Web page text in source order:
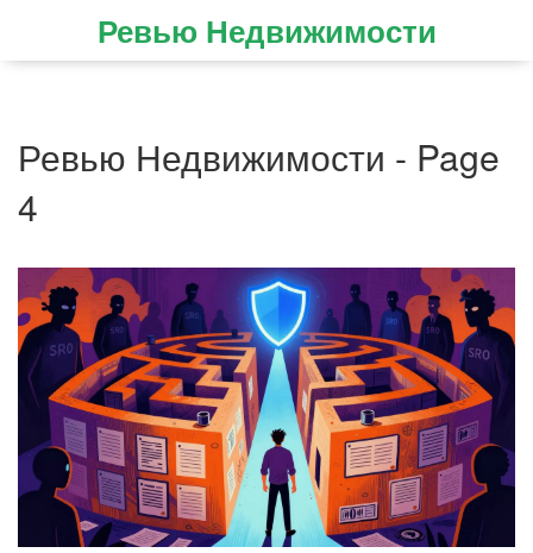
Ревью Недвижимости
Ревью Недвижимости - Page
4